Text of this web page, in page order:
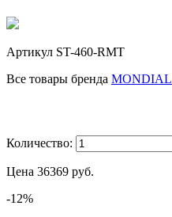
Артикул ST-460-RMT
Все товары бренда MONDIAL
Количество:
Цена 36369 руб.
-12%